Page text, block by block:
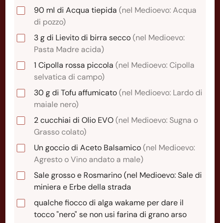
90 ml di Acqua tiepida (nel Medioevo: Acqua
di pozzo)
3gdi Lievito di birra secco(nel Medioevo:
Pasta Madre acida)
1 Cipolla rossa piccola (nel Medioevo: Cipolla
selvatica di campo)
30gdi Tofu affumicato(nel Medioevo: Lardo di
maiale nero)
2cucchiai di Olio EVO(nel Medioevo: Sugna o
Grasso colato)
Un goccio di Aceto Balsamico(nel Medioevo:
Agresto o Vino andato a male)
Sale grosso e Rosmarino (nel Medioevo: Sale di
miniera e Erbe della strada
qualche fiocco di alga wakame per dare il
tocco "nero" se non usi farina di grano arso